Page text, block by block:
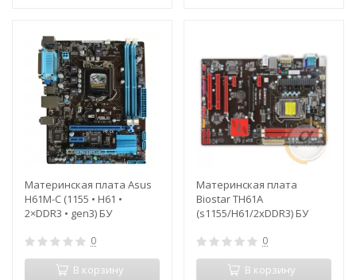
Материнская плата Asus
H61M-C (1155 • H61 •
2×DDR3 • gen3) БУ
0
В корзину
Материнская плата
Biostar TH61A
(s1155/H61/2xDDR3) БУ
0
В корзину